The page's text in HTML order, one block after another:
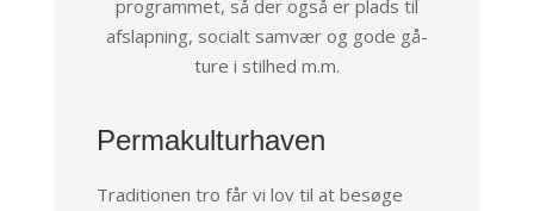
programmet, så der også er plads til
afslapning, socialt samvær og gode gå-
ture i stilhed m.m.
Permakulturhaven
Traditionen tro får vi lov til at besøge